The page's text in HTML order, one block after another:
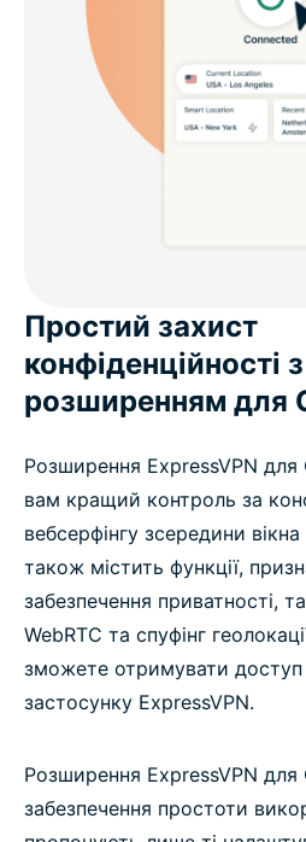
Простий захист
конфіденційності
розширенням для
Розширення ExpressVPN для
вам кращий контроль за
вебсерфінгу зсередини
також містить функції,
забезпечення приватності,
WebRTC та спуфінг
зможете отримувати доступ
застосунку ExpressVPN.
Розширення ExpressVPN для
забезпечення простоти